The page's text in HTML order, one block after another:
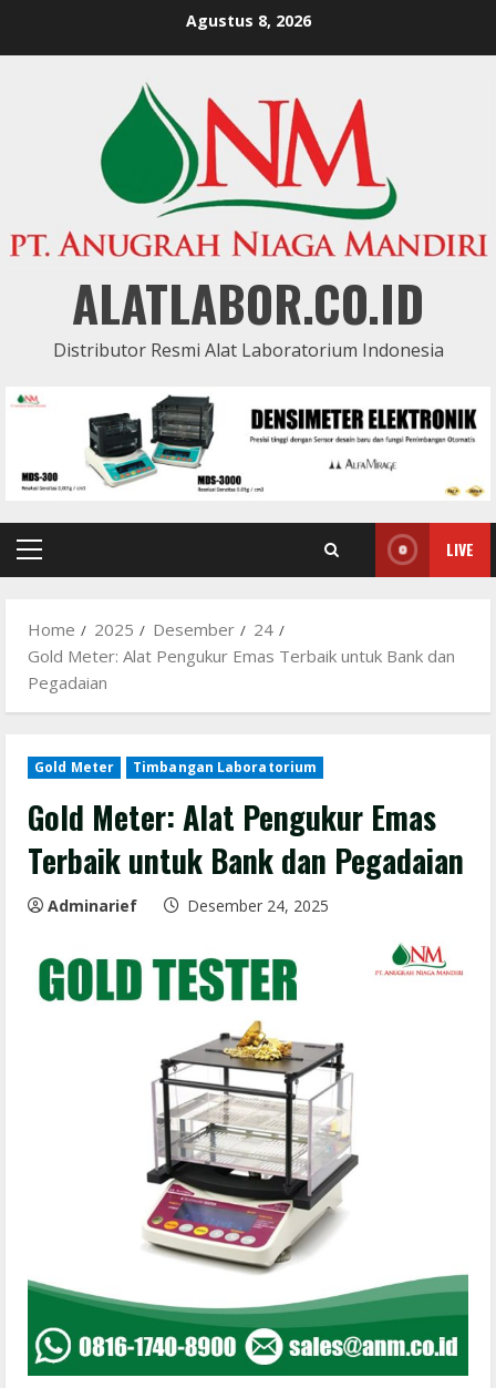
Agustus 8, 2026
ALATLABOR.CO.ID
Distributor Resmi Alat Laboratorium Indonesia
Primary
LIVE
Home 2025 Desember
24
Gold Meter: Alat Pengukur Emas Terbaik untuk Bank dan
Pegadaian
Gold Meter Timbangan Laboratorium
Gold Meter: Alat Pengukur Emas
Terbaik untuk Bank dan Pegadaian
Adminarief Desember 24, 2025